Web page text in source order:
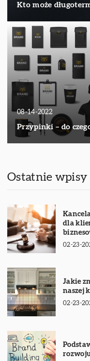
Kto może
08-14-2022
Przypinki – do
Ostatnie wpisy
dla
02-23-
Jakie
naszej
02-23-